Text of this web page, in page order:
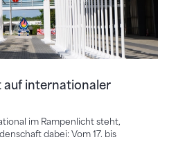
auf internationaler
im Rampenlicht steht,
dabei: Vom 17. bis